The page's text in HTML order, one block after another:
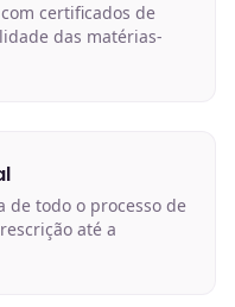
certificados de
das matérias-
de todo o processo de
até a